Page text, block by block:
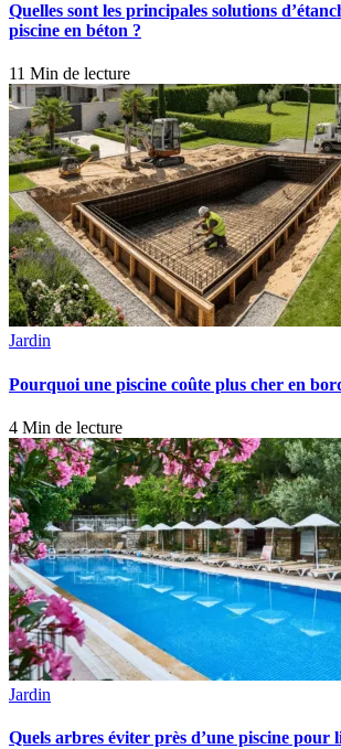
Quelles sont les principales solutions
piscine en béton ?
11 Min de lecture
Jardin
Pourquoi une piscine coûte plus cher en
4 Min de lecture
Jardin
Quels arbres éviter près d’une piscine pour